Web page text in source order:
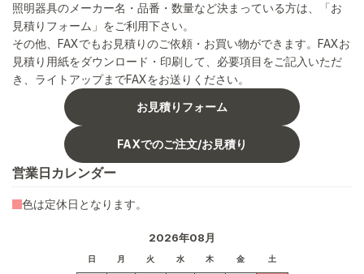
照明器具のメーカー名・品番・数量など決まっている方は、「お
見積りフォーム」をご利用下さい。
その他、FAXでもお見積りのご依頼・お買い物ができます。FAXお
見積り用紙をダウンロード・印刷して、必要項目をご記入いただ
き、ライトアップまでFAXをお送りください。
お見積りフォーム
FAXでのご注文/お見積り
営業日カレンダー
2026年08月
日 月 火 水 木 金 土
色は定休日となります。